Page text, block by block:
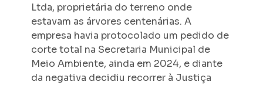
Ltda, proprietária do terreno onde
estavam as árvores centenárias. A
empresa havia protocolado um pedido de
corte total na Secretaria Municipal de
Meio Ambiente, ainda em 2024, e diante
da negativa decidiu recorrer à Justiça